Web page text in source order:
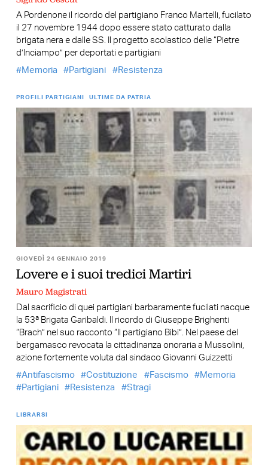
A Pordenone il ricordo del partigiano Franco Martelli, fucilato
il 27 novembre 1944 dopo essere stato catturato dalla
brigata nera e dalle SS. Il progetto scolastico delle “Pietre
d’Inciampo” per deportati e partigiani
Memoria
Partigiani Resistenza
PROFILI PARTIGIANI ULTIME DA PATRIA
GIOVEDÌ 24 GENNAIO 2019
Lovere e i suoi tredici Martiri
Mauro Magistrati
Dal sacrificio di quei partigiani barbaramente fucilati nacque
la 53ª Brigata Garibaldi. Il ricordo di Giuseppe Brighenti
“Brach” nel suo racconto “Il partigiano Bibi”. Nel paese del
bergamasco revocata la cittadinanza onoraria a Mussolini,
azione fortemente voluta dal sindaco Giovanni Guizzetti
Antifascismo
Costituzione Fascismo
Memoria
Partigiani
Resistenza Stragi
LIBRARSI